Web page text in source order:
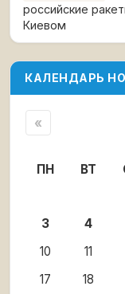
российские
Киевом
КАЛЕНДАРЬ
«
ПН ВТ
3
4
10
11
17
18